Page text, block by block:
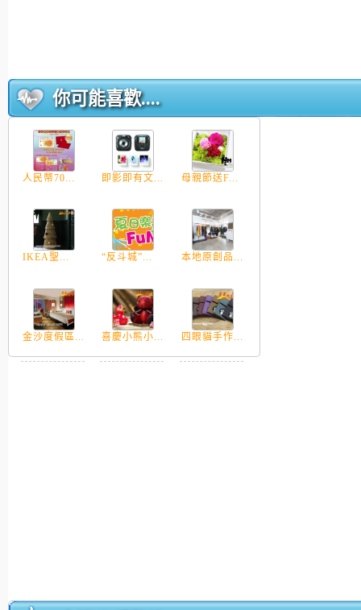
你可能喜歡....
人民幣70... 即影即有文... 母親節送F...
IKEA聖... “反斗城”... 本地原創品...
金沙度假區... 喜慶小熊小... 四眼貓手作...